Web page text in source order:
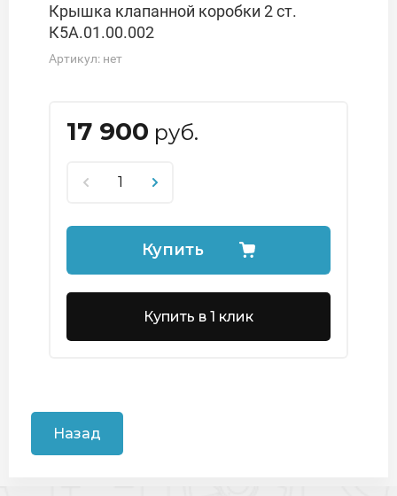
Крышка клапанной коробки 2 ст.
К5А.01.00.002
Артикул: нет
17 900 руб.
Купить
Купить в 1 клик
Назад